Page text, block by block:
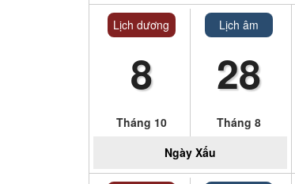
Lịch dương
8
Tháng 10
Lịch âm
28
Tháng 8
Ngày Xấu